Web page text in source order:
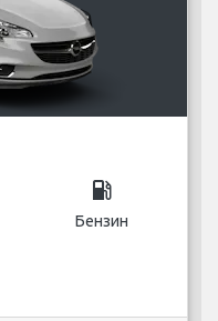
local_gas_station
Бензин